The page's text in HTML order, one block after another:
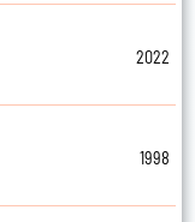
2022
1998